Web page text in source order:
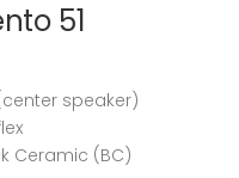
51
speaker)
Ceramic (BC)